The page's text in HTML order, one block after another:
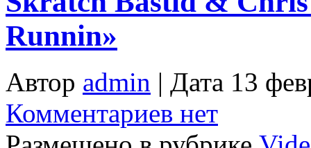
Runnin»
Автор admin | Дата 13
Комментариев нет